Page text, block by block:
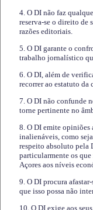
4. O DI não faz
reserva-se o direito de
razões editoriais.
5. O DI garante o
trabalho jornalístico
6. O DI, além de
recorrer ao estatuto da
7. O DI não confunde
torne pertinente no
8. O DI emite opiniões
inalienáveis, como
respeito absoluto pela
particularmente os
Açores aos níveis
9. O DI procura
que isso possa não
10. O DI exige aos